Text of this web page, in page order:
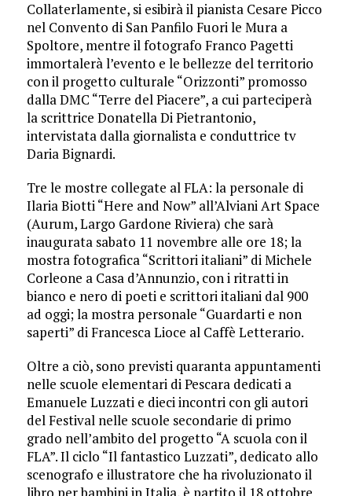
Collaterlamente, si esibirà il pianista Cesare Picco
nel Convento di San Panfilo Fuori le Mura a
Spoltore, mentre il fotografo Franco Pagetti
immortalerà l’evento e le bellezze del territorio
con il progetto culturale “Orizzonti” promosso
dalla DMC “Terre del Piacere”, a cui parteciperà
la scrittrice Donatella Di Pietrantonio,
intervistata dalla giornalista e conduttrice tv
Daria Bignardi.
Tre le mostre collegate al FLA: la personale di
Ilaria Biotti “Here and Now” all’Alviani Art Space
(Aurum, Largo Gardone Riviera) che sarà
inaugurata sabato 11 novembre alle ore 18; la
mostra fotografica “Scrittori italiani” di Michele
Corleone a Casa d’Annunzio, con i ritratti in
bianco e nero di poeti e scrittori italiani dal 900
ad oggi; la mostra personale “Guardarti e non
saperti” di Francesca Lioce al Caffè Letterario.
Oltre a ciò, sono previsti quaranta appuntamenti
nelle scuole elementari di Pescara dedicati a
Emanuele Luzzati e dieci incontri con gli autori
del Festival nelle scuole secondarie di primo
grado nell’ambito del progetto “A scuola con il
FLA”. Il ciclo “Il fantastico Luzzati”, dedicato allo
scenografo e illustratore che ha rivoluzionato il